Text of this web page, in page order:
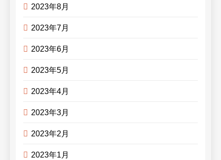
2023年8月
2023年7月
2023年6月
2023年5月
2023年4月
2023年3月
2023年2月
2023年1月